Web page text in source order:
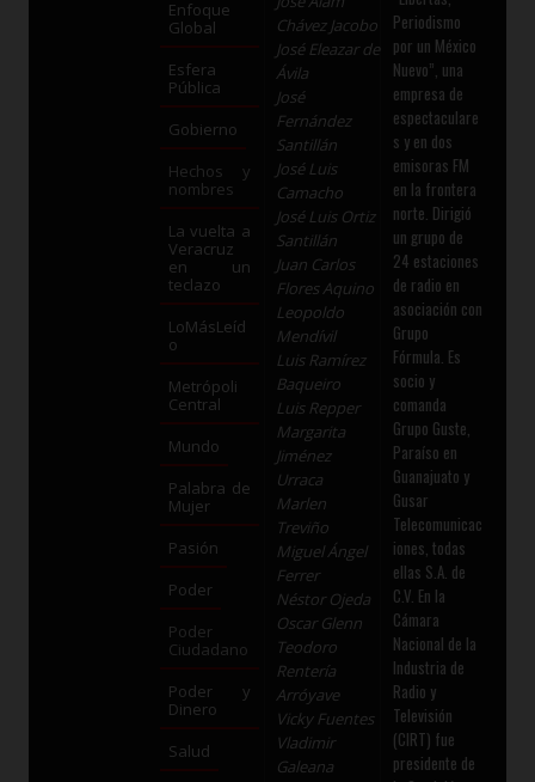
Enfoque
Global
Esfera
Pública
Gobierno
Hechos y
nombres
La vuelta a
Veracruz
en un
teclazo
LoMásLeíd
o
Metrópoli
Central
Mundo
Palabra de
Mujer
Pasión
Poder
Poder
Ciudadano
Poder y
Dinero
Salud
Chávez Jacobo
José Eleazar de
Ávila
José
Fernández
Santillán
José Luis
Camacho
José Luis Ortiz
Santillán
Juan Carlos
Flores Aquino
Leopoldo
Mendívil
Luis Ramírez
Baqueiro
Luis Repper
Margarita
Jiménez
Urraca
Marlen
Treviño
Miguel Ángel
Ferrer
Néstor Ojeda
Oscar Glenn
Teodoro
Rentería
Arróyave
Vicky Fuentes
Vladimir
Galeana
Periodismo
por un México
Nuevo”, una
empresa de
espectaculare
s y en dos
emisoras FM
en la frontera
norte. Dirigió
un grupo de
24 estaciones
de radio en
asociación con
Grupo
Fórmula. Es
socio y
comanda
Grupo Guste,
Paraíso en
Guanajuato y
Gusar
Telecomunicac
iones, todas
ellas S.A. de
C.V. En la
Cámara
Nacional de la
Industria de
Radio y
Televisión
(CIRT) fue
presidente de